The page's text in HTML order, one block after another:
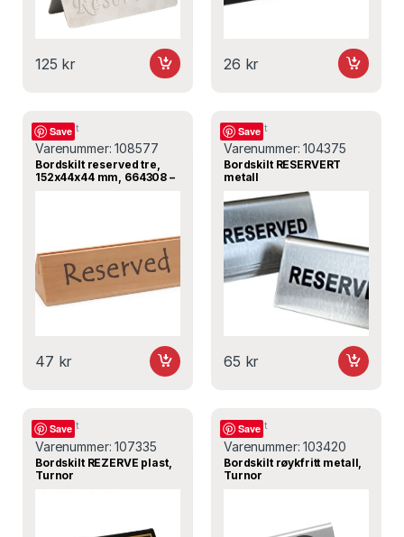
125 kr 26 kr
Save
Bordskilt
Varenummer:108577
Bordskilt reserved tre,
152x44x44 mm, 664308 –
47 kr
Save
Bordskilt
Varenummer:104375
Bordskilt RESERVERT
metall
65 kr
Save
Bordskilt
Varenummer:107335
Bordskilt REZERVE plast,
Turnor
Save
Bordskilt
Varenummer:103420
Bordskilt røykfritt metall,
Turnor